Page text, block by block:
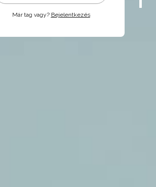
Már tag vagy? Bejelentkezés